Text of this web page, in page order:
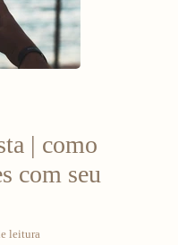
| como
com seu
leitura